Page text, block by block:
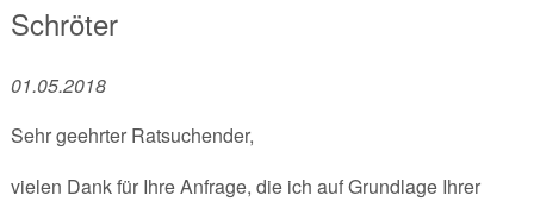
Schröter
01.05.2018
Sehr geehrter Ratsuchender,
vielen Dank für Ihre Anfrage, die ich auf Grundlage Ihrer